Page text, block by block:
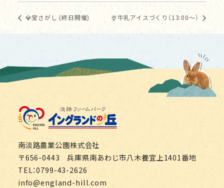
💎宝さがし (終日開催) 🍨牛乳アイスづくり（13:00～）
南淡路農業公園株式会社
〒656-0443 兵庫県南あわじ市八木養宜上1401番地
TEL：0799-43-2626
info@england-hill.com